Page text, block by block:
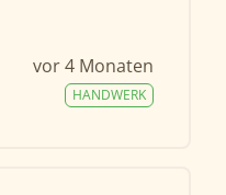
vor 4 Monaten
HANDWERK